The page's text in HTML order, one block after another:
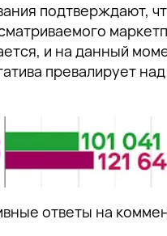
подтверждают,
и на данный
превалирует над
ответы на